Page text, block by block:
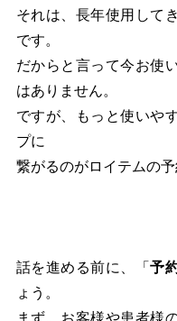
それは、長年使用して
です。
だからと言って今お使
はありません。
ですが、もっと使いや
プに
繋がるのがロイテムの
話を進める前に、「予
ょう。